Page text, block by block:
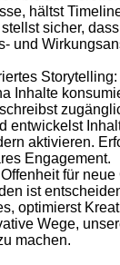
hältst
sicher,
und
Inhalte
entwickelst
aktivieren.
Engagement.
für
ist
optimierst
Wege,
machen.